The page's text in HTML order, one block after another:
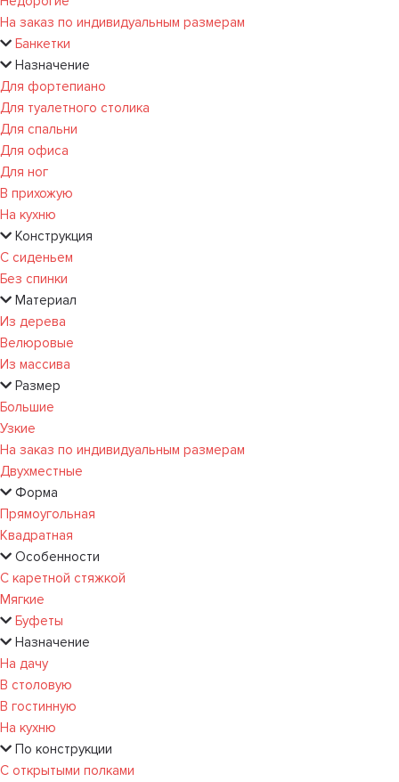
На заказ по индивидуальным размерам
Банкетки
Назначение
Для фортепиано
Для туалетного столика
Для спальни
Для офиса
Для ног
В прихожую
На кухню
Конструкция
С сиденьем
Без спинки
Материал
Из дерева
Велюровые
Из массива
Размер
Большие
Узкие
На заказ по индивидуальным размерам
Двухместные
Форма
Прямоугольная
Квадратная
Особенности
С каретной стяжкой
Мягкие
Буфеты
Назначение
На дачу
В столовую
В гостинную
На кухню
По конструкции
С открытыми полками